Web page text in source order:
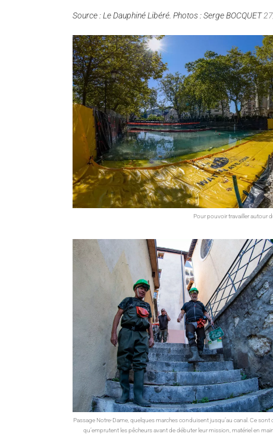
Source : Le Dauphiné Libéré. Photos : Serge BOCQUET
Pour pouvoir travailler autour
Passage Notre-Dame, quelques marches conduisent jusqu’au canal. Ce sont
qu’emprutent les pêcheurs avant de débuter leur mission, matériel en main.